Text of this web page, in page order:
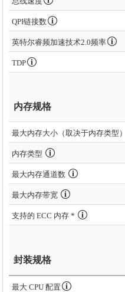
QPI链接数
英特尔睿频加速技术2.0频率
TDP
内存规格
最大内存大小（取决于内存类型）
内存类型
最大内存通道数
最大内存带宽
支持的 ECC 内存 *
封装规格
最大 CPU 配置